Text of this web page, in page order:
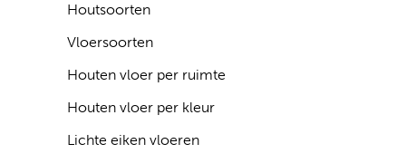
Houtsoorten
Vloersoorten
Houten vloer per ruimte
Houten vloer per kleur
Lichte eiken vloeren